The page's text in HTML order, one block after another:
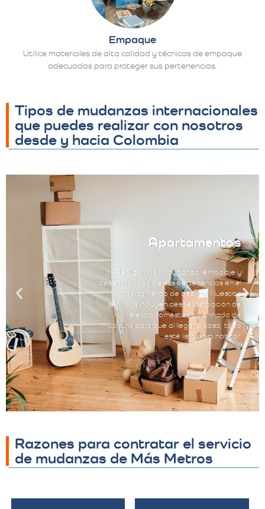
Empaque
Utilice materiales de alta calidad y técnicas de empaque
adecuadas para proteger sus pertenencias.
Tipos de mudanzas internacionales
que puedes realizar con nosotros
desde y hacia Colombia
Apartamentos
Realizamos la mudanza, embalaje y
desempacado de sus pertenencias en el
apartamento de destino. Nuestros
servicios incluyen desde instalación de
electrodomésticos y armado de
mobiliario para que al llegar a casa, todo
esté listo para habitar.
Razones para contratar el servicio
de mudanzas de Más Metros